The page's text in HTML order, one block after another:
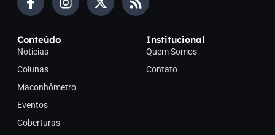
Conteúdo
Notícias
Colunas
Maconhômetro
Eventos
Coberturas
Institucional
Quem Somos
Contato